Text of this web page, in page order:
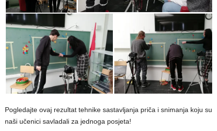
Pogledajte ovaj rezultat tehnike sastavljanja priča i snimanja koju su
naši učenici savladali za jednoga posjeta!